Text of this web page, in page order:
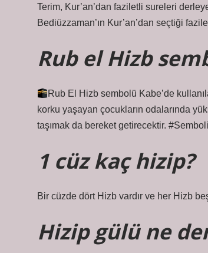
Terim, Kur’an’dan faziletli sureleri
Bediüzzaman’ın Kur’an’dan seçtiği
Rub el Hizb
Rub El Hizb sembolü Kabe’de
korku yaşayan çocukların odalarında
taşımak da bereket getirecektir.
1 cüz kaç hizip?
Bir cüzde dört Hizb vardır ve her Hizb
Hizip gülü ne